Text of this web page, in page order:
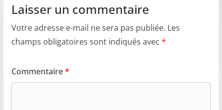
Laisser un commentaire
Votre adresse e-mail ne sera pas publiée. Les
champs obligatoires sont indiqués avec *
Commentaire*